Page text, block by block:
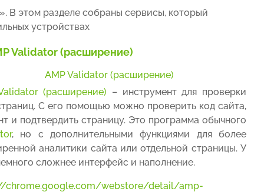
В этом разделе собраны сервисы, который
устройствах
Validator (расширение)
AMP Validator (расширение)
(расширение) – инструмент для проверки
С его помощью можно проверить код сайта,
и подтвердить страницу. Это программа обычного
, но с дополнительными функциями для более
аналитики сайта или отдельной страницы. У
сложнее интерфейс и наполнение.
chrome.google.com/webstore/detail/amp-